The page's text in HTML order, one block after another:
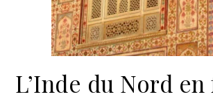
L’Inde du Nord